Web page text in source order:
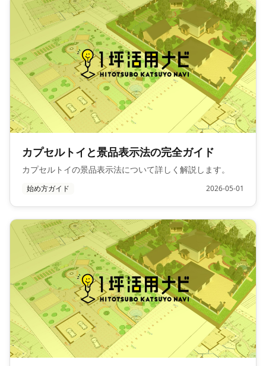
カプセルトイと景品表示法の完全ガイド
カプセルトイの景品表示法について詳しく解説します。
始め方ガイド 2026-05-01